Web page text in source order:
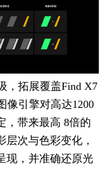
，拓展覆盖Find X7
像引擎对高达1200
，带来最高 8倍的
层次与色彩变化，
现，并准确还原光